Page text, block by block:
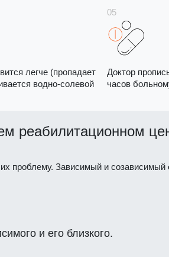
легче (пропадает
водно-солевой
Доктор
часов
реабилитационном
проблему. Зависимый и
и его близкого.